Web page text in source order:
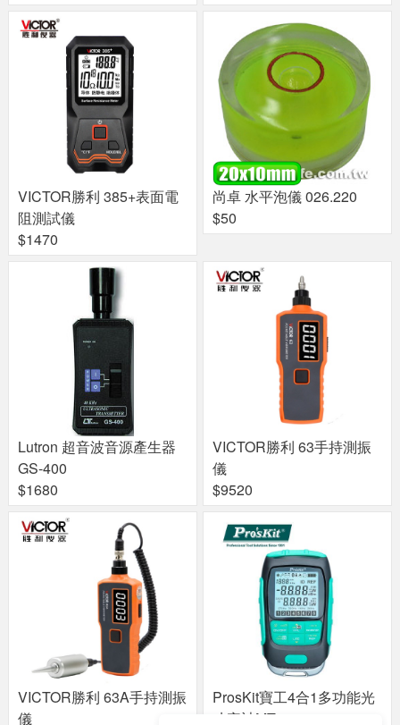
VICTOR勝利 385+表面電
阻測試儀
$1470
尚卓 水平泡儀 026.220
$50
Lutron 超音波音源產生器
GS-400
$1680
VICTOR勝利 63手持測振
儀
$9520
VICTOR勝利 63A手持測振
儀
ProsKit寶工4合1多功能光
功率計MT-7615